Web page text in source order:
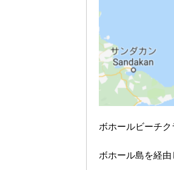
ボホールビーチ
ボホール島を経由